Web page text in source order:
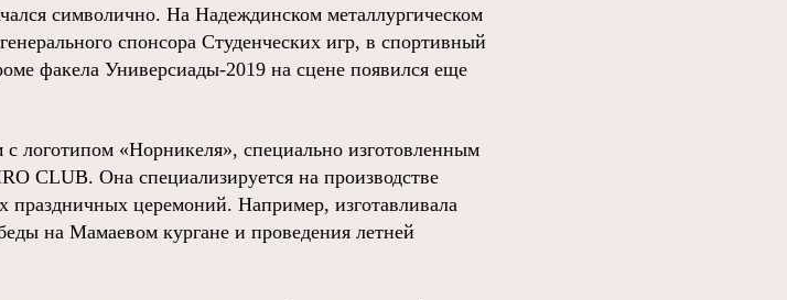
символично. На Надеждинском металлургическом
спонсора Студенческих игр, в спортивный
факела Универсиады-2019 на сцене появился еще
с логотипом «Норникеля», специально изготовленным
CLUB. Она специализируется на производстве
праздничных церемоний. Например, изготавливала
на Мамаевом кургане и проведения летней